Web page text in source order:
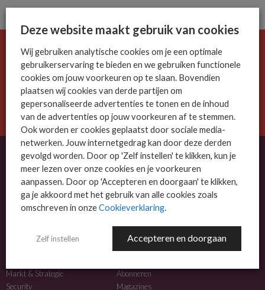
De ICT-wereld is snel. Mis niets.
Meld je nu aan voor de MSP Business nieuwsbrief.
AANMELDEN
OVER MSP BUSINESS
MSP Business is het kennisplatform voor IT-dienstverleners met MKB-focus.
NIEUWS
Markt & Strategie
Security
MEER INFO
Abonneren
Magazines
Deze website maakt gebruik van cookies
Wij gebruiken analytische cookies om je een optimale
gebruikerservaring te bieden en we gebruiken functionele
cookies om jouw voorkeuren op te slaan. Bovendien
plaatsen wij cookies van derde partijen om
gepersonaliseerde advertenties te tonen en de inhoud
van de advertenties op jouw voorkeuren af te stemmen.
Ook worden er cookies geplaatst door sociale media-
netwerken. Jouw internetgedrag kan door deze derden
gevolgd worden. Door op 'Zelf instellen' te klikken, kun je
meer lezen over onze cookies en je voorkeuren
aanpassen. Door op 'Accepteren en doorgaan' te klikken,
ga je akkoord met het gebruik van alle cookies zoals
omschreven in onzeCookieverklaring.
Zelf instellen Accepteren en doorgaan